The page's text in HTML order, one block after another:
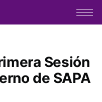
Sesión
de SAPA